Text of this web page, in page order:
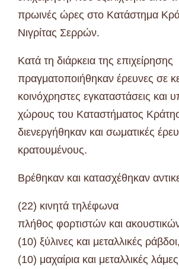
πρωινές ώρες στο Κατάστημα
Νιγρίτας Σερρών.
Κατά τη διάρκεια της επιχείρησης
πραγματοποιήθηκαν έρευνες σε
κοινόχρηστες εγκαταστάσεις και
χώρους του Καταστήματος
διενεργήθηκαν και σωματικές
κρατουμένους.
Βρέθηκαν και κατασχέθηκαν
(22) κινητά τηλέφωνα
πλήθος φορτιστών και
(10) ξύλινες και μεταλλικές ράβδοι,
(10) μαχαίρια και μεταλλικές